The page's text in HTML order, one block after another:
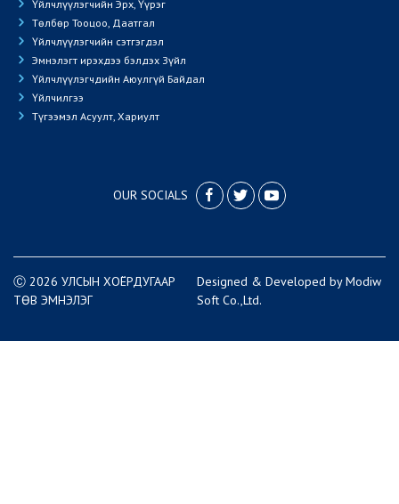
Үйлчлүүлэгчийн Эрх, Үүрэг
Төлбөр Тооцоо, Даатгал
Үйлчлүүлэгчийн сэтгэгдэл
Эмнэлэгт ирэхдээ бэлдэх Зүйл
Үйлчлүүлэгчдийн Аюулгүй Байдал
Үйлчилгээ
Түгээмэл Асуулт, Хариулт
OUR SOCIALS
Ⓒ 2026 УЛСЫН ХОЁРДУГААР
ТӨВ ЭМНЭЛЭГ
Designed & Developed byModiw
SoftCo.,Ltd.